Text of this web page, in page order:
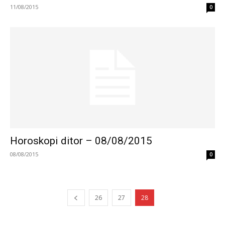
11/08/2015 0
Horoskopi ditor – 08/08/2015
08/08/2015 0
26 27 28